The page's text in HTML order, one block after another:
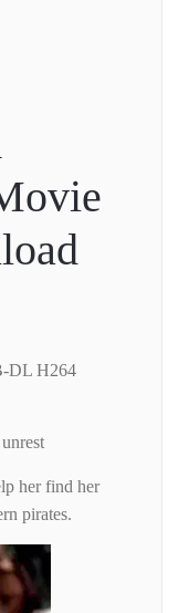
DL H264
her find her
pirates.